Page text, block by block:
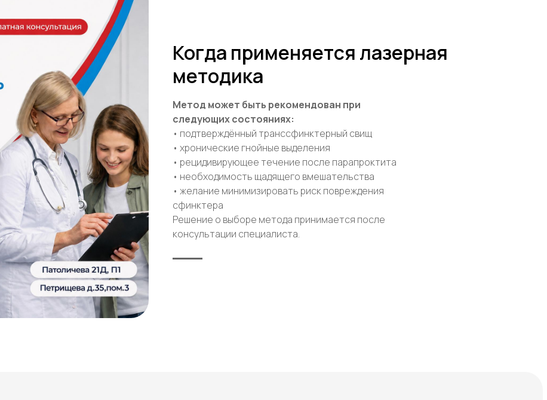
Когда применяется лазерная
методика
Метод может быть рекомендован при
следующих состояниях:
• подтверждённый транссфинктерный свищ
• хронические гнойные выделения
• рецидивирующее течение после парапроктита
• необходимость щадящего вмешательства
• желание минимизировать риск повреждения
сфинктера
Решение о выборе метода принимается после
консультации специалиста.